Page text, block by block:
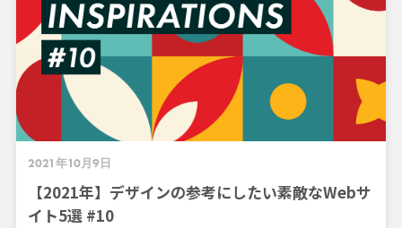
2021年10月9日
【2021年】デザインの参考にしたい素敵なWebサ
イト5選 #10